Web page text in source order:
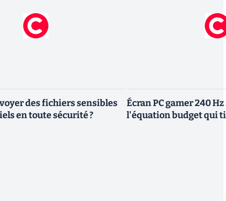
des fichiers sensibles
en toute sécurité ?
Écran PC gamer 240
l'équation budget qui